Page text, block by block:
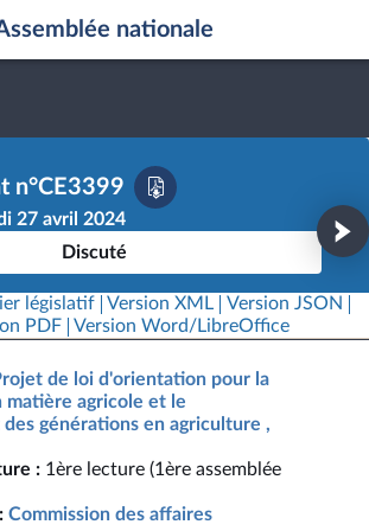
nationale
n°CE3399
27 avril 2024
Discuté
législatif Version XML
Version JSON
PDF
Version Word/LibreOffice
de loi d'orientation pour la
matière agricole et le
générations en agriculture ,
: 1ère lecture (1ère assemblée
Commission des affaires